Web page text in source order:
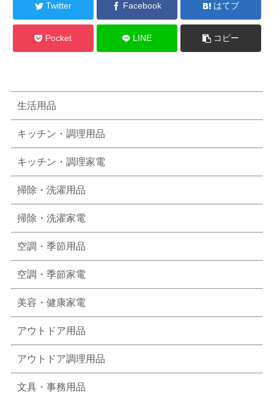
Twitter Facebook はてブ
Pocket LINE コピー
生活用品
キッチン・調理用品
キッチン・調理家電
掃除・洗濯用品
掃除・洗濯家電
空調・季節用品
空調・季節家電
美容・健康家電
アウトドア用品
アウトドア調理用品
文具・事務用品